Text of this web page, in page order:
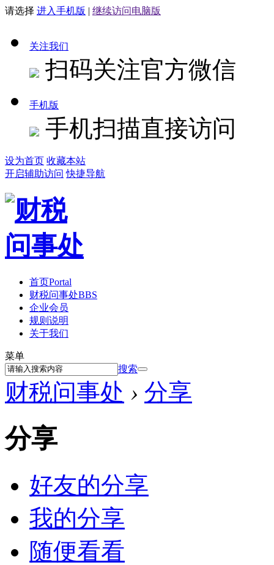
请选择 进入手机版 | 继续访问电脑版
关注我们
扫码关注官方微信
手机版
手机扫描直接访问
设为首页 收藏本站
开启辅助访问 快捷导航
首页Portal
财税问事处BBS
企业会员
规则说明
关于我们
菜单
搜索
财税问事处 › 分享
分享
好友的分享
我的分享
随便看看